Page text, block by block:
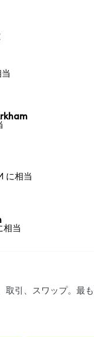
に相当
相当
引、スワップ。最